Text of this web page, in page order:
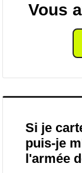
Vous
Si je
puis-je
l'armée